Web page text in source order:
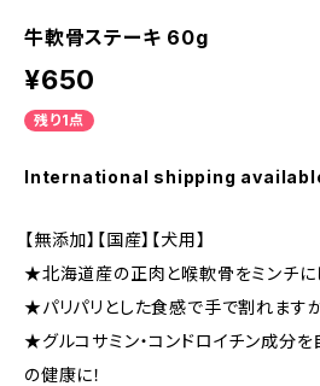
牛軟骨ステーキ 60g
¥650
残り1点
International shipping
【無添加】【国産】【犬用】
★北海道産の正肉と喉軟骨をミンチに
★パリパリとした食感で手で割れます
★グルコサミン・コンドロイチン成分を
の健康に！